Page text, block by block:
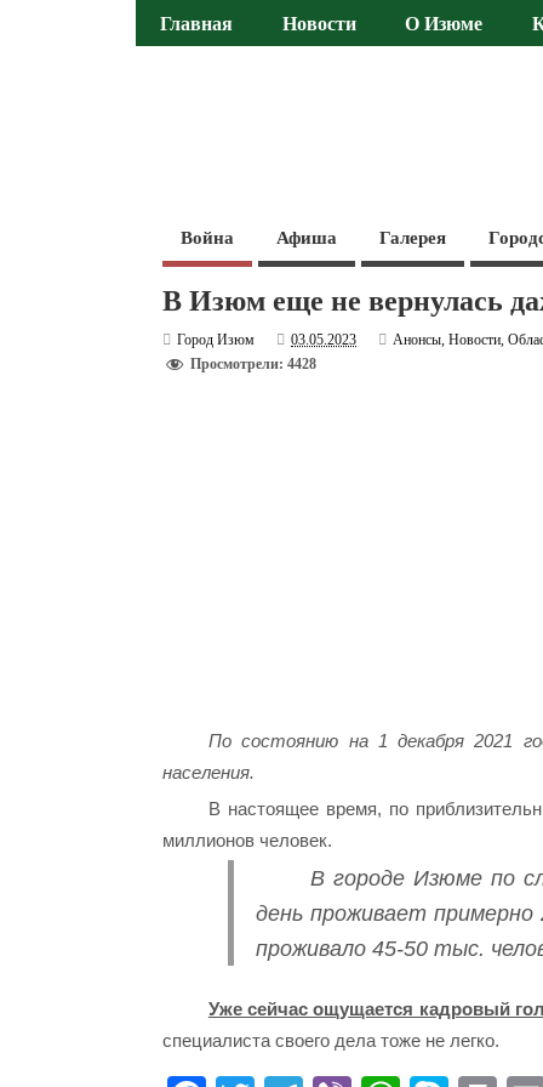
Главная Новости О Изюме
Война Афиша Галерея
В Изюм еще не вернулась
Город Изюм 03.05.2023 Анонсы,Новости,
Просмотрели: 4428
По состоянию на 1 декабря 2021
населения.
В настоящее время, по
миллионов человек.
В городе Изюме по
день проживает примерно
проживало 45-50 тыс.
Уже сейчас ощущается кадровый
специалиста своего дела тоже не легко.